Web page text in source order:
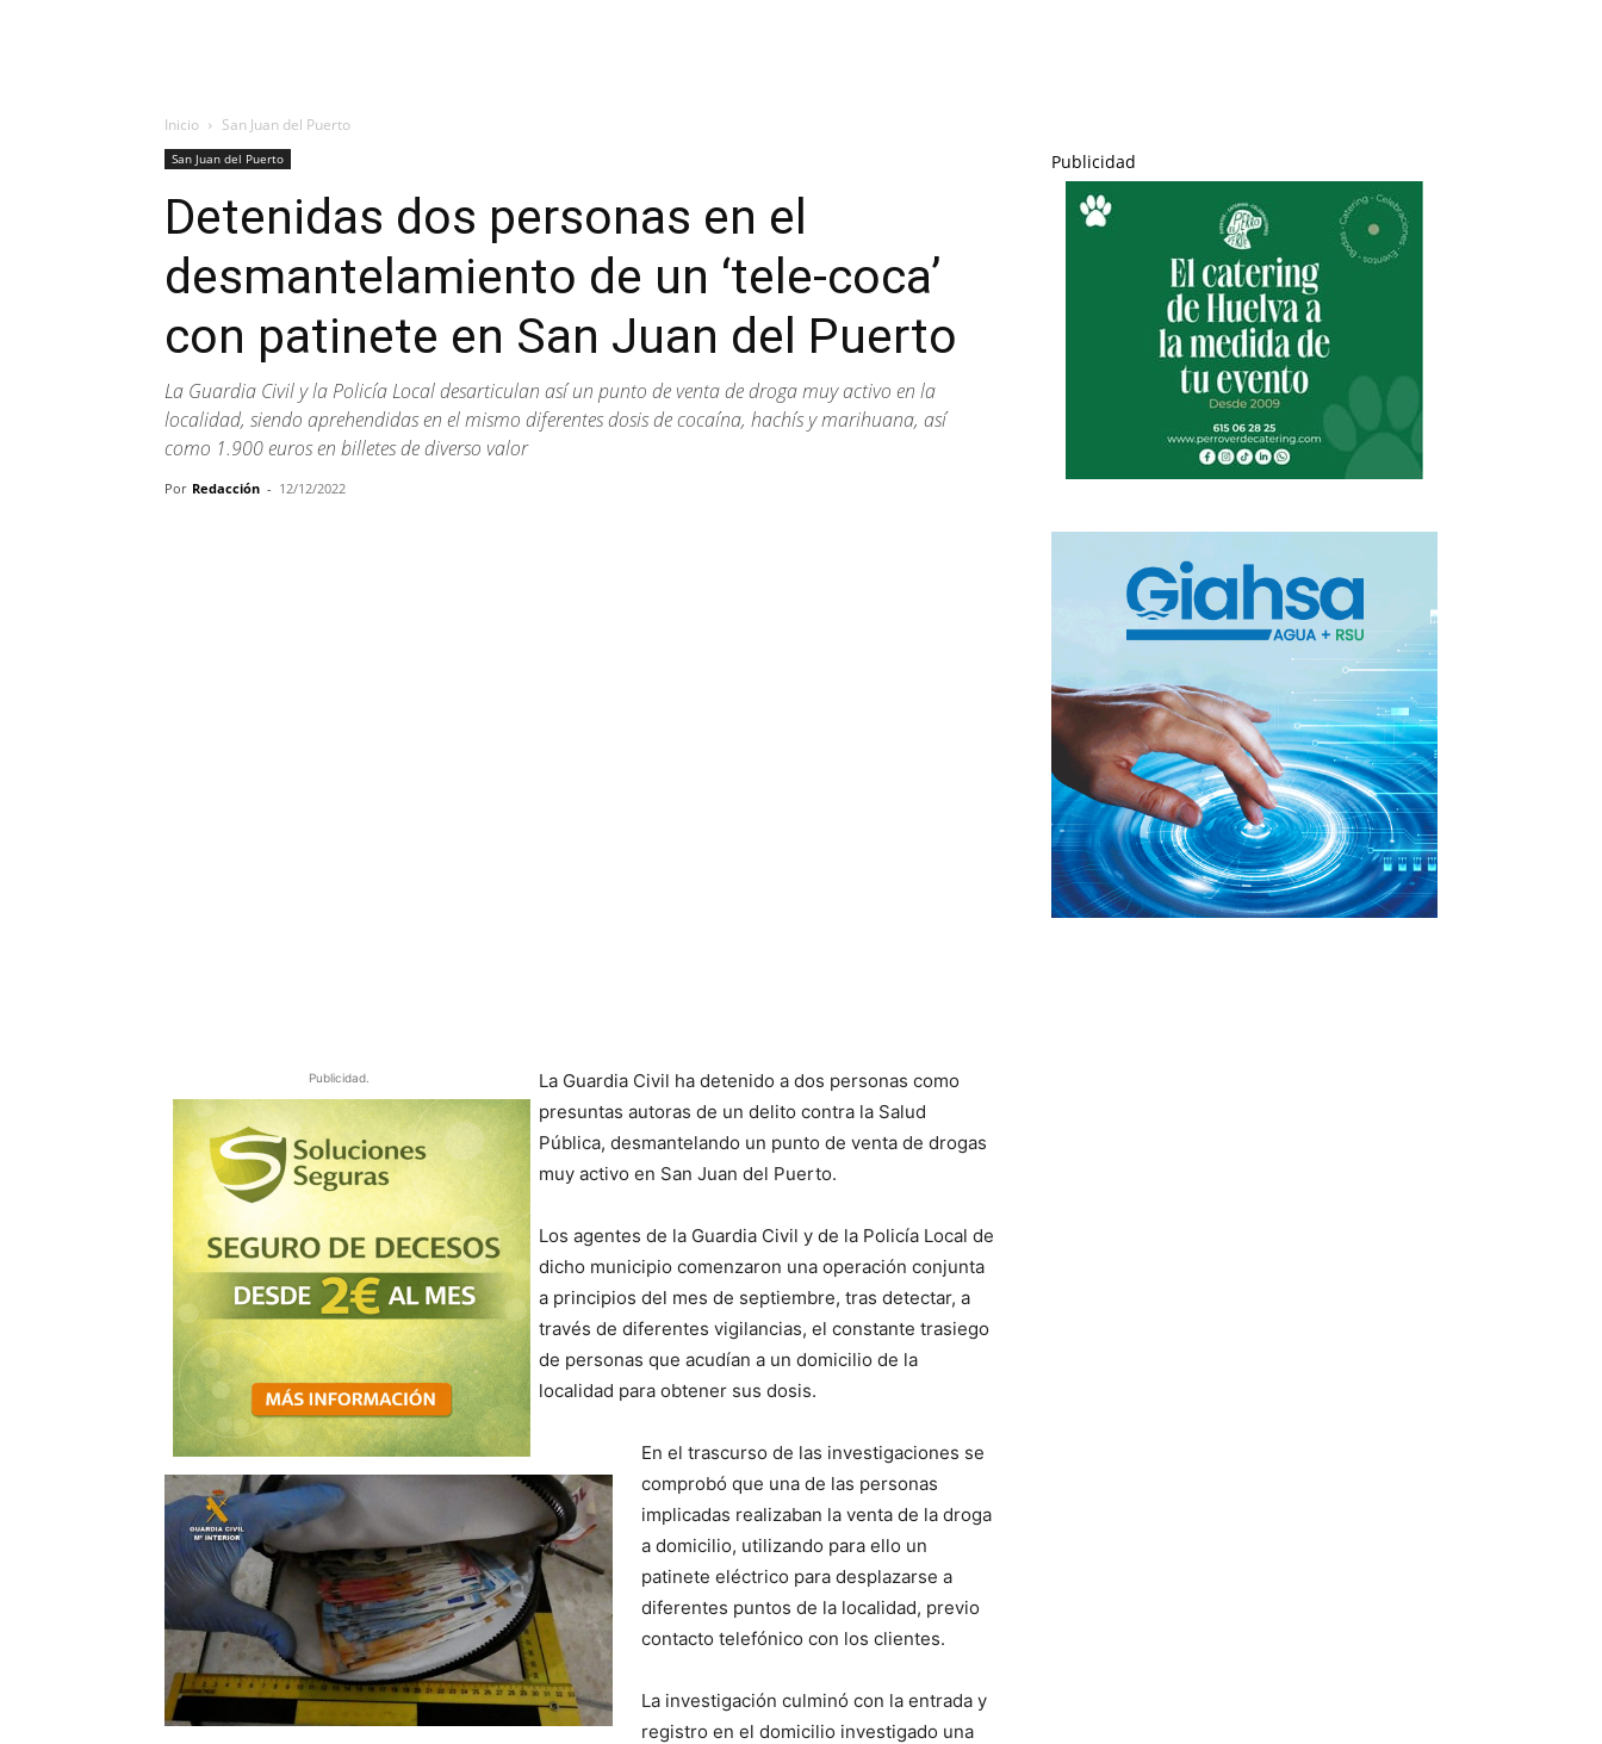
Inicio San Juan del Puerto
San Juan del Puerto
Detenidas dos personas en el
desmantelamiento de un ‘tele-coca’
con patinete en San Juan del Puerto
La Guardia Civil y la Policía Local desarticulan así un punto de venta de droga muy activo en la
localidad, siendo aprehendidas en el mismo diferentes dosis de cocaína, hachís y marihuana, así
como 1.900 euros en billetes de diverso valor
Por Redacción - 12/12/2022
Publicidad.
La Guardia Civil ha detenido a dos personas como
presuntas autoras de un delito contra la Salud
Pública, desmantelando un punto de venta de drogas
muy activo en San Juan del Puerto.
Los agentes de la Guardia Civil y de la Policía Local de
dicho municipio comenzaron una operación conjunta
a principios del mes de septiembre, tras detectar, a
través de diferentes vigilancias, el constante trasiego
de personas que acudían a un domicilio de la
localidad para obtener sus dosis.
En el trascurso de las investigaciones se
comprobó que una de las personas
implicadas realizaban la venta de la droga
a domicilio, utilizando para ello un
patinete eléctrico para desplazarse a
diferentes puntos de la localidad, previo
contacto telefónico con los clientes.
La investigación culminó con la entrada y
registro en el domicilio investigado una
Publicidad